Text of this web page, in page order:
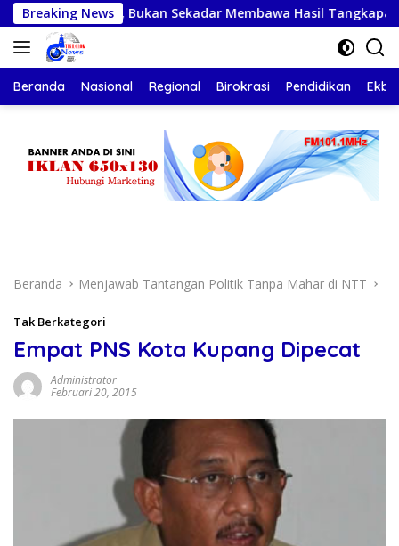
Langsung
ke
konten
Breaking News
Selamat, Bukan Sekadar Membawa Hasil Tangkapan
Beranda Nasional Regional Birokrasi Pendidikan Ekbis
Beranda Menjawab Tantangan Politik Tanpa Mahar di NTT
Tak Berkategori
Empat PNS Kota Kupang Dipecat
Administrator
Februari 20, 2015